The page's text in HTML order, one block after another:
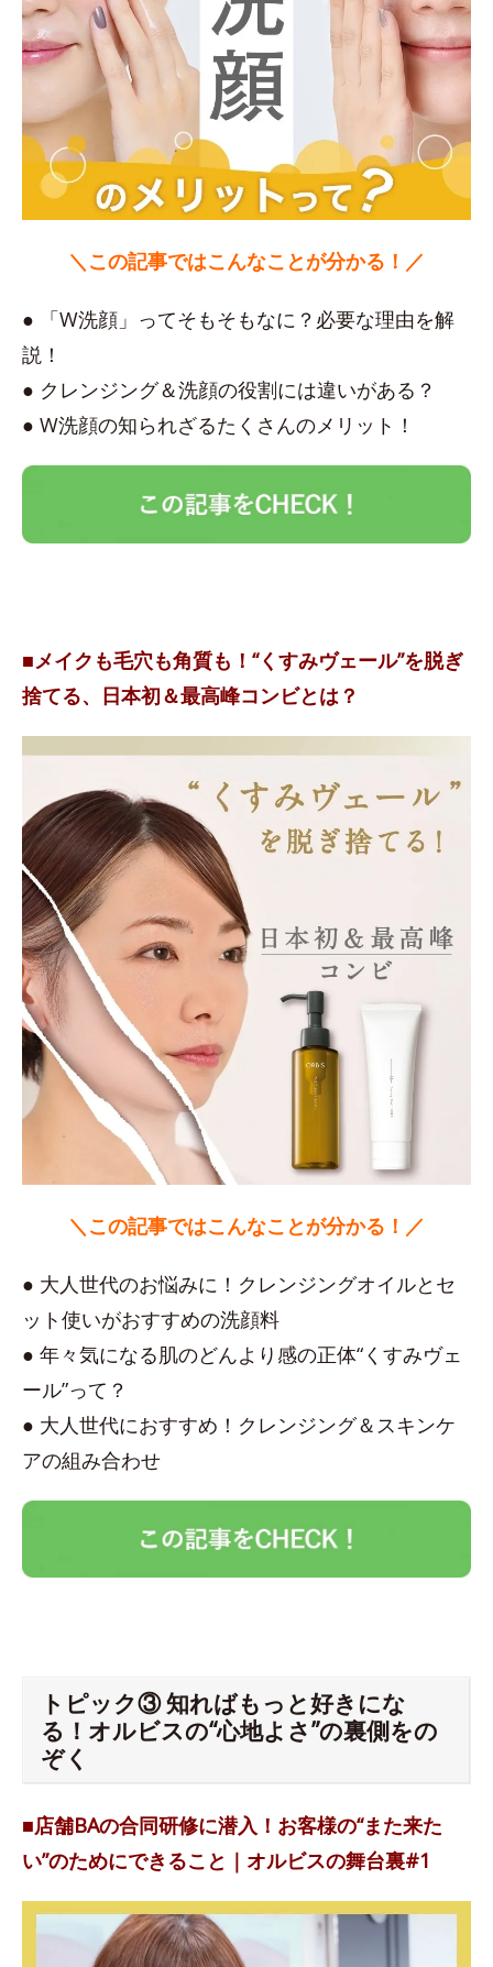
＼この記事ではこんなことが分かる！／
● 「W洗顔」ってそもそもなに？必要な理由を解
説！
● クレンジング＆洗顔の役割には違いがある？
● W洗顔の知られざるたくさんのメリット！
■メイクも毛穴も角質も！“くすみヴェール”を脱ぎ
捨てる、日本初＆最高峰コンビとは？
＼この記事ではこんなことが分かる！／
● 大人世代のお悩みに！クレンジングオイルとセ
ット使いがおすすめの洗顔料
● 年々気になる肌のどんより感の正体“くすみヴェ
ール”って？
● 大人世代におすすめ！クレンジング＆スキンケ
アの組み合わせ
トピック③ 知ればもっと好きにな
る！オルビスの“心地よさ”の裏側をの
ぞく
■店舗BAの合同研修に潜入！お客様の“また来た
い”のためにできること｜オルビスの舞台裏#1